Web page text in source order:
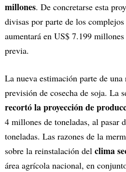
millones. De concretarse esta
divisas por parte de los
aumentará en US$ 7.199
previa.
La nueva estimación parte de
previsión de cosecha de soja. La
recortó la proyección de
4 millones de toneladas, al pasar
toneladas. Las razones de la
sobre la reinstalación del clima
área agrícola nacional, en